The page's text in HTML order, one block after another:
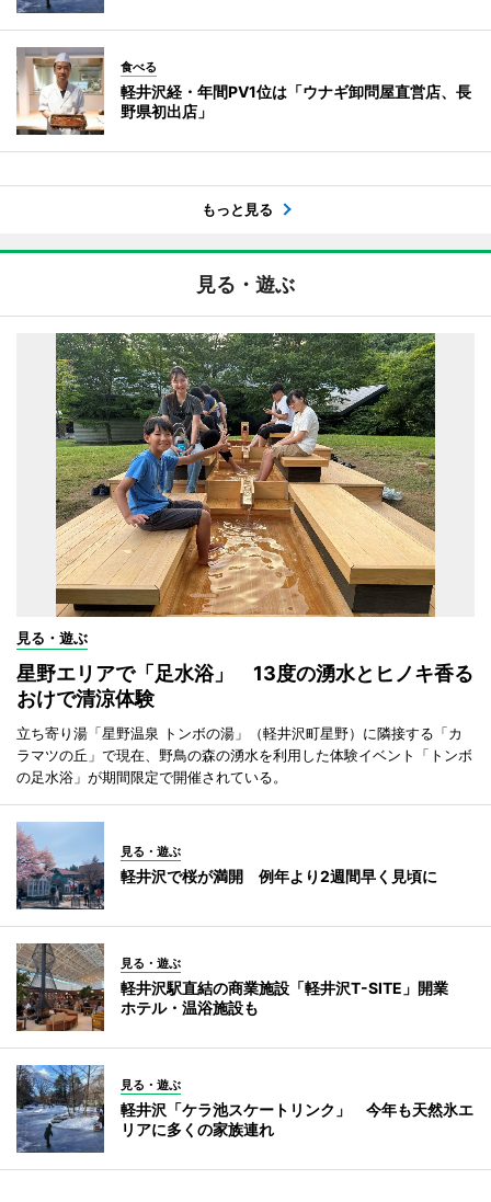
食べる
軽井沢経・年間PV1位は「ウナギ卸問屋直営店、長
野県初出店」
もっと見る
見る・遊ぶ
見る・遊ぶ
星野エリアで「足水浴」 13度の湧水とヒノキ香る
おけで清涼体験
立ち寄り湯「星野温泉 トンボの湯」（軽井沢町星野）に隣接する「カ
ラマツの丘」で現在、野鳥の森の湧水を利用した体験イベント「トンボ
の足水浴」が期間限定で開催されている。
見る・遊ぶ
軽井沢で桜が満開 例年より2週間早く見頃に
見る・遊ぶ
軽井沢駅直結の商業施設「軽井沢T-SITE」開業
ホテル・温浴施設も
見る・遊ぶ
軽井沢「ケラ池スケートリンク」 今年も天然氷エ
リアに多くの家族連れ